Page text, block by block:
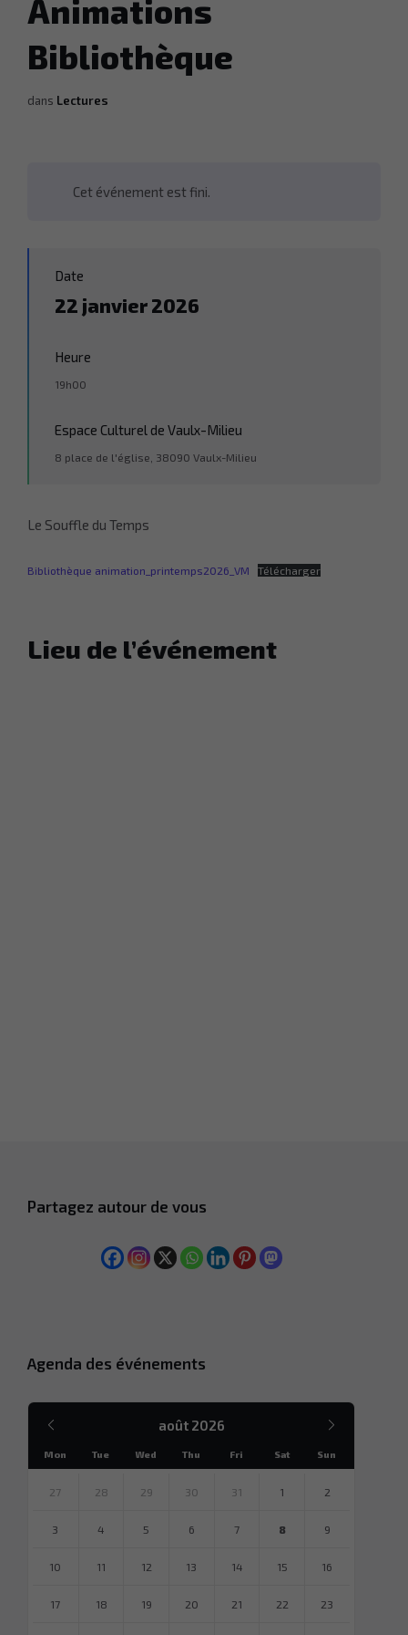
Animations
Bibliothèque
dans Lectures
Cet événement est fini.
Date
22 janvier 2026
Heure
19h00
Espace Culturel de Vaulx-Milieu
8 place de l'église, 38090 Vaulx-Milieu
Le Souffle du Temps
Bibliothèque animation_printemps2026_VM Télécharger
Lieu de l’événement
Partagez autour de vous
Agenda des événements
août 2026
précédent
Mon Tue Wed Thu Fri Sat Sun
27 28 29 30 31 1 2
3 4 5 6 7 8 9
10 11 12 13 14 15 16
17 18 19 20 21 22 23